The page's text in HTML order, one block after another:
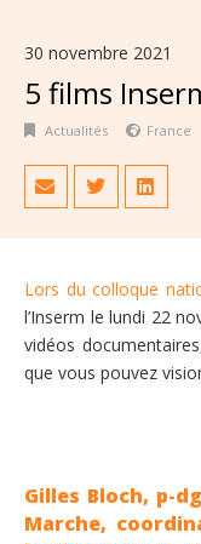
30 novembre 2021
5 films
Actualités France
Lors du colloque
l’Inserm le lundi 22
vidéos
que vous pouvez
Gilles Bloch, p-
Marche,